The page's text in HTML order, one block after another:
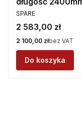
PRODUCENT
SPARE
Cena
2 583,00 zł
Cena
2 100,00 złbez VAT
Do koszyka